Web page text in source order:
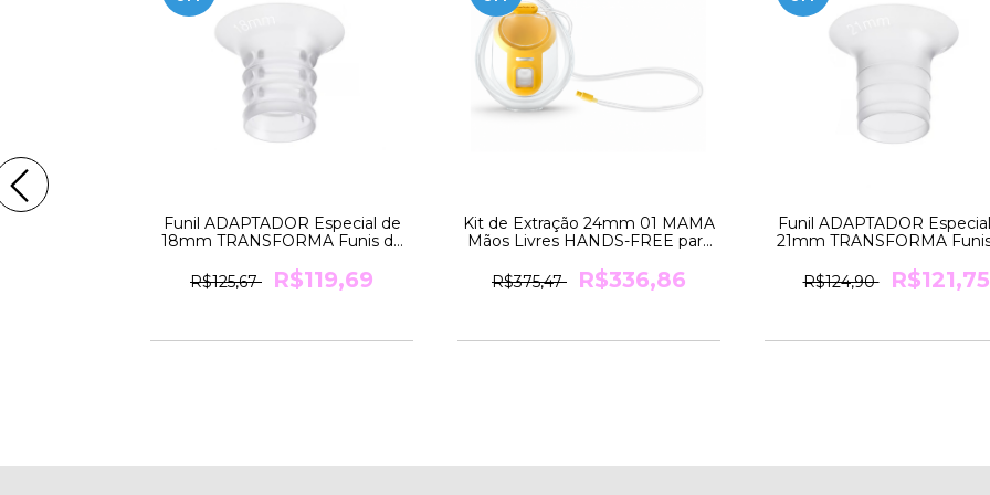
Funil ADAPTADOR Especial de
18mm TRANSFORMA Funis de
R$125,67
R$119,69
Kit de Extração 24mm 01 MAMA
Mãos Livres HANDS-FREE para
R$375,47
R$336,86
Funil ADAPTADOR
21mm TRANSFORMA
R$124,90
R$121,75